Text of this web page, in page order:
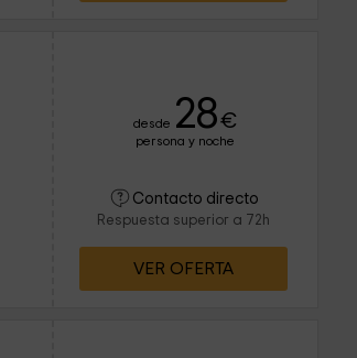
desde 28€
persona y noche
Contacto directo
Respuesta superior a 72h
VER OFERTA